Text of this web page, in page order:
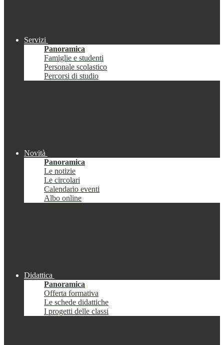
Servizi
Panoramica
Famiglie e studenti
Personale scolastico
Percorsi di studio
Novità
Panoramica
Le notizie
Le circolari
Calendario eventi
Albo online
Didattica
Panoramica
Offerta formativa
Le schede didattiche
I progetti delle classi